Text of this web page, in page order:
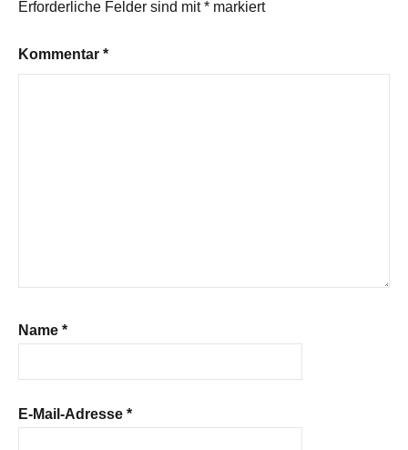
Erforderliche Felder sind mit* markiert
Kommentar *
Name *
E-Mail-Adresse *